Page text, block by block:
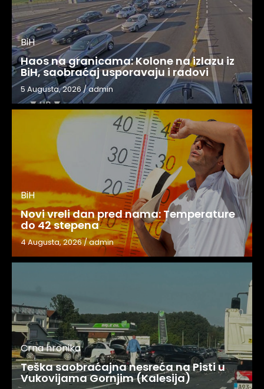
BiH
Haos na granicama: Kolone na izlazu iz
BiH, saobraćaj usporavaju i radovi
5 Augusta, 2026/admin
BiH
Novi vreli dan pred nama: Temperature
do 42 stepena
4 Augusta, 2026/admin
Crna hronika
Teška saobraćajna nesreća na Pisti u
Vukovijama Gornjim (Kalesija)